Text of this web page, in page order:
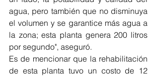
agua, pero también que no disminuya
el volumen y se garantice más agua a
la zona; esta planta genera 200 litros
por segundo", aseguró.
Es de mencionar que la rehabilitación
de esta planta tuvo un costo de 12